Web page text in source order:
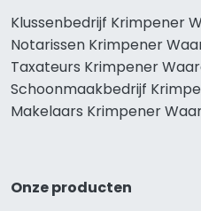
Klussenbedrijf Krimpener
Notarissen Krimpener
Taxateurs Krimpener
Schoonmaakbedrijf
Makelaars Krimpener
Onze producten